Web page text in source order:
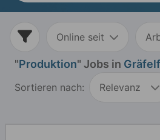
Online seit
"Produktion" Jobs in
Sortieren nach:
Relevanz